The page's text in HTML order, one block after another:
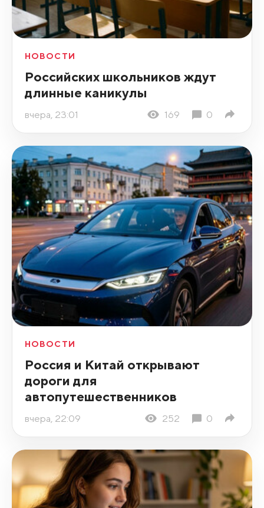
НОВОСТИ
Российских школьников ждут
длинные каникулы
вчера, 23:01 169 0
НОВОСТИ
Россия и Китай открывают
дороги для
автопутешественников
вчера, 22:09 252 0